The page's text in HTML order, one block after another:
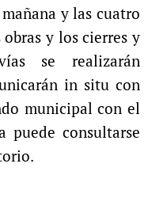
y las cuatro
y los cierres y
se realizarán
in situ con
municipal con el
puede consultarse